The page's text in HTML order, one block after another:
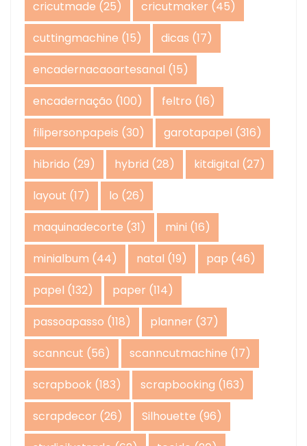
cricutmade (25) cricutmaker (45)
cuttingmachine (15) dicas (17)
encadernacaoartesanal (15)
encadernação (100) feltro (16)
filipersonpapeis (30) garotapapel (316)
hibrido (29) hybrid (28) kitdigital (27)
layout (17) lo (26)
maquinadecorte (31) mini (16)
minialbum (44) natal (19) pap (46)
papel (132) paper (114)
passoapasso (118) planner (37)
scanncut (56) scanncutmachine (17)
scrapbook (183) scrapbooking (163)
scrapdecor (26) Silhouette (96)